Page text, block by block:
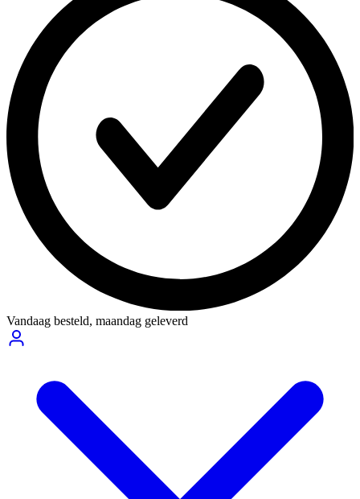
Vandaag besteld, maandag geleverd